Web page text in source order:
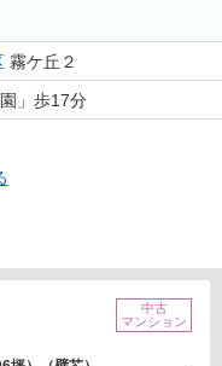
霧ケ丘２
」歩17分
中古
マンション